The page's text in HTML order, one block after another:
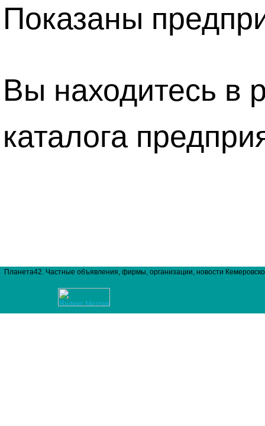
Показаны
Вы находитесь в
каталога
Планета42. Частные объявления, фирмы, организации, новости